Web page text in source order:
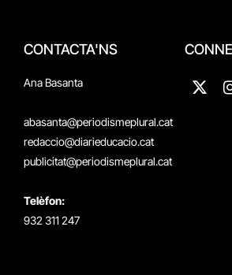
CONTACTA'NS
Ana Basanta
abasanta@periodismeplural.cat
redaccio@diarieducacio.cat
publicitat@periodismeplural.cat
Telèfon:
932 311 247
X